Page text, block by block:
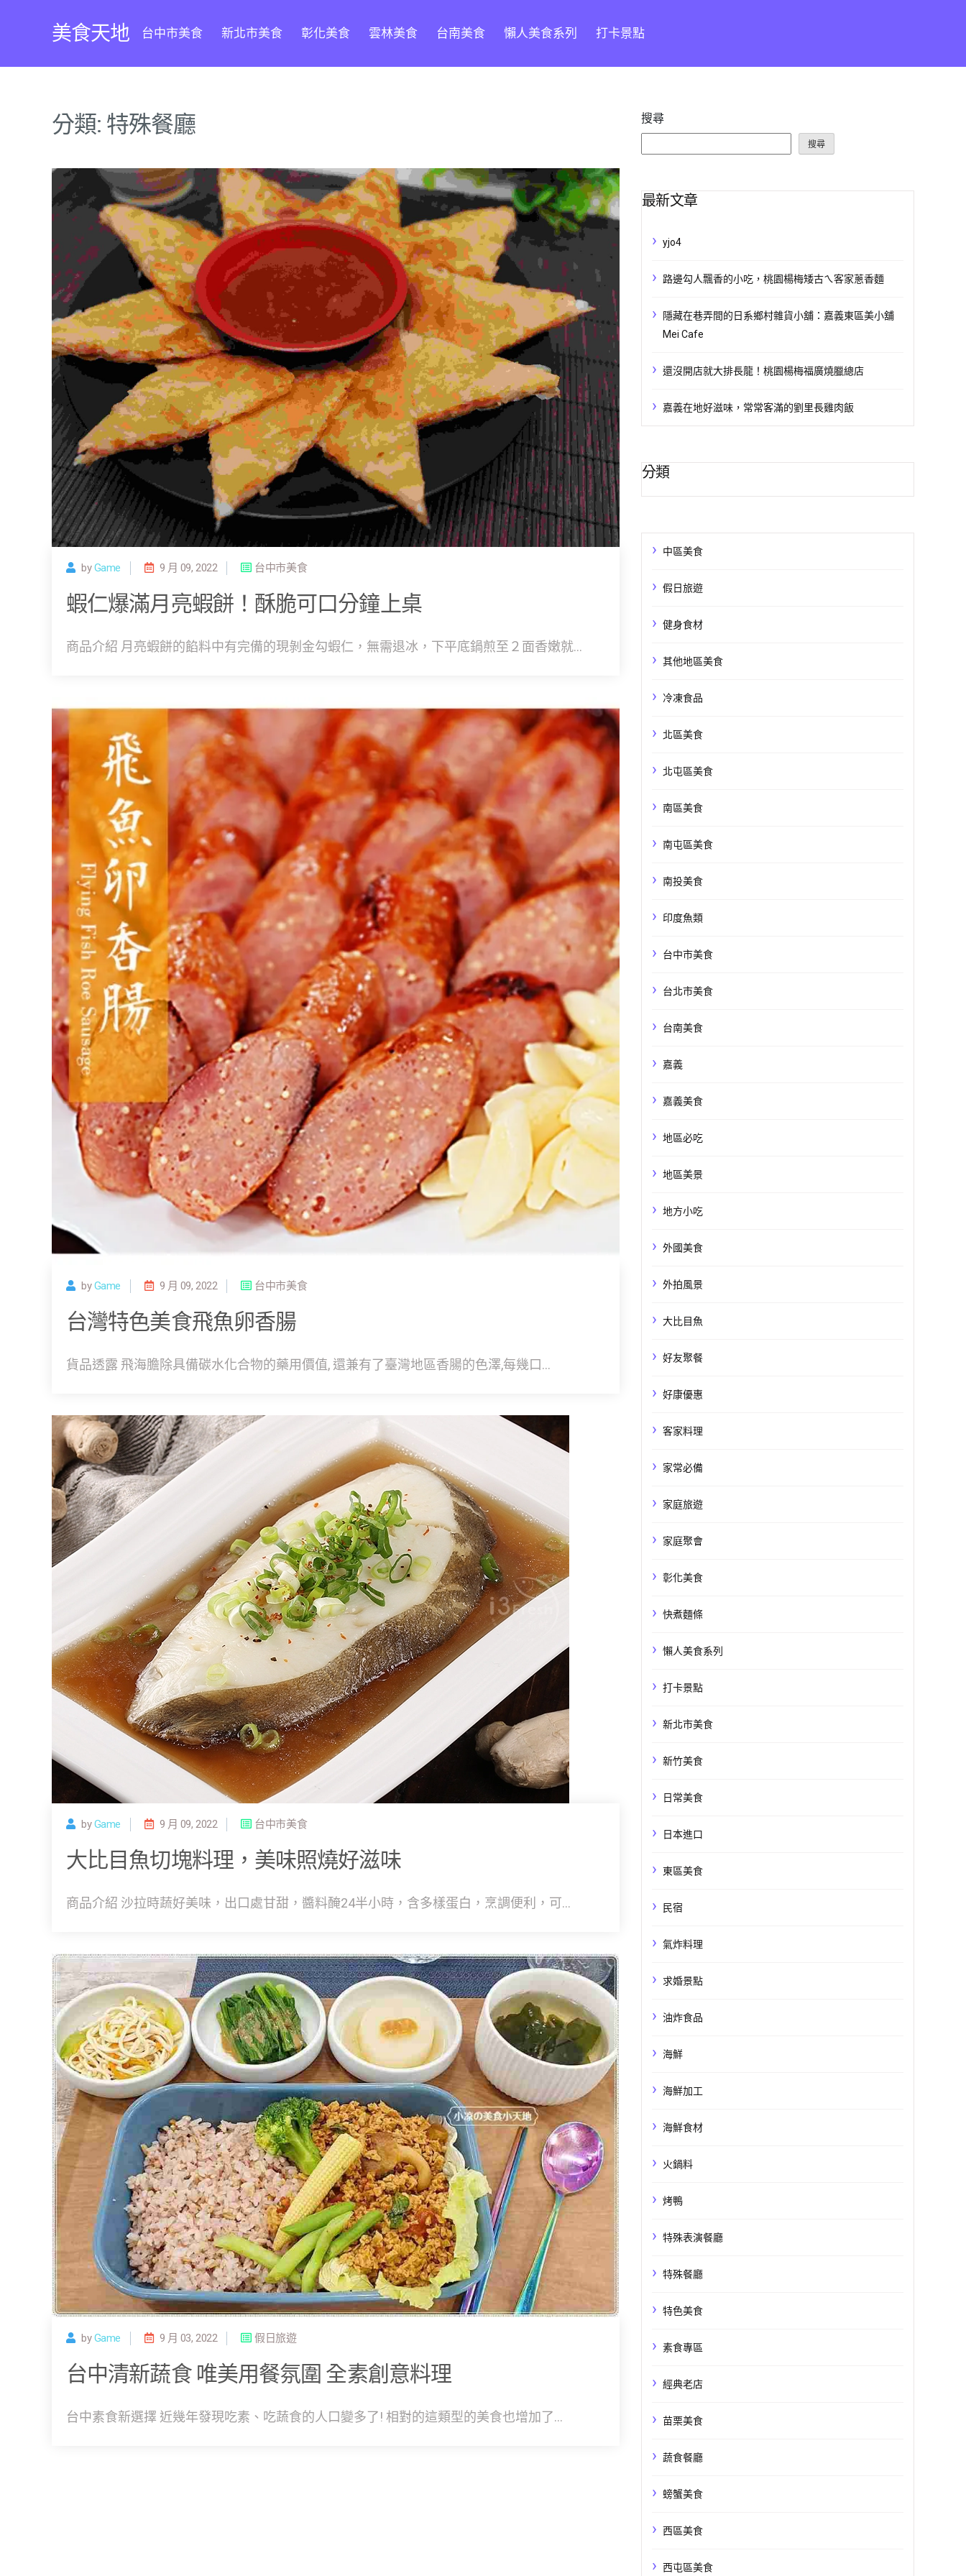
美食天地 台中市美食 新北市美食 彰化美食 雲林美食 台南美食 懶人美食系列 打卡景點
分類: 特殊餐廳
byGame 9 月 09, 2022 台中市美食
蝦仁爆滿月亮蝦餅！酥脆可口分鐘上桌
商品介紹 月亮蝦餅的餡料中有完備的現剝金勾蝦仁，無需退冰，下平底鍋煎至２面香嫩就...
byGame 9 月 09, 2022 台中市美食
台灣特色美食飛魚卵香腸
貨品透露 飛海膽除具備碳水化合物的藥用價值, 還兼有了臺灣地區香腸的色澤,每幾口...
byGame 9 月 09, 2022 台中市美食
大比目魚切塊料理，美味照燒好滋味
商品介紹 沙拉時蔬好美味，出口處甘甜，醬料醃24半小時，含多樣蛋白，烹調便利，可...
byGame 9 月 03, 2022 假日旅遊
台中清新蔬食 唯美用餐氛圍 全素創意料理
台中素食新選擇 近幾年發現吃素、吃蔬食的人口變多了! 相對的這類型的美食也增加了...
搜尋
搜尋
最新文章
yjo4
路邊勾人飄香的小吃，桃園楊梅矮古ㄟ客家蔥香麵
隱藏在巷弄間的日系鄉村雜貨小舖：嘉義東區美小舖
Mei Cafe
還沒開店就大排長龍！桃園楊梅福廣燒臘總店
嘉義在地好滋味，常常客滿的劉里長雞肉飯
分類
中區美食
假日旅遊
健身食材
其他地區美食
冷凍食品
北區美食
北屯區美食
南區美食
南屯區美食
南投美食
印度魚類
台中市美食
台北市美食
台南美食
嘉義
嘉義美食
地區必吃
地區美景
地方小吃
外國美食
外拍風景
大比目魚
好友聚餐
好康優惠
客家料理
家常必備
家庭旅遊
家庭聚會
彰化美食
快煮麵條
懶人美食系列
打卡景點
新北市美食
新竹美食
日常美食
日本進口
東區美食
民宿
氣炸料理
求婚景點
油炸食品
海鮮
海鮮加工
海鮮食材
火鍋料
烤鴨
特殊表演餐廳
特殊餐廳
特色美食
素食專區
經典老店
苗栗美食
蔬食餐廳
螃蟹美食
西區美食
西屯區美食